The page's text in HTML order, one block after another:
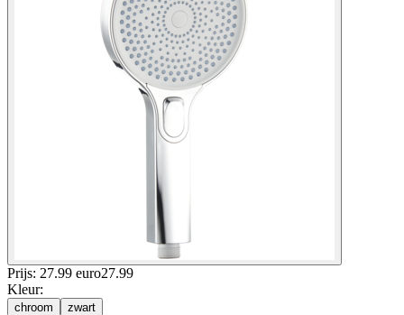
Prijs: 27.99 euro27.99
Kleur:
chroom zwart